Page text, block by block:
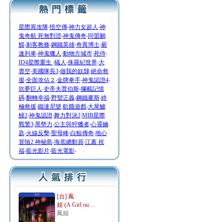
星際異攻隊‧悟空傳‧神力女超人 ‧神
鬼奇航 死無對證‧神鬼傳奇‧同盟鶼
鰈‧刺客教條‧鋼鐵英雄‧奇異博士‧屍
速列車‧神鬼獵人 ‧動物方城市‧死侍‧
ID4星際重生 ‧蟻人 ‧侏羅紀世界‧大
賣空‧美國隊長3‧做我的奴隸‧絕命救
援‧全面攻佔２ ‧金牌拳手‧神鬼認證4‧
吹夢巨人 ‧史帝夫賈伯斯‧攔截記憶
碼‧翻轉幸福‧野蠻正義‧鋼鐵麥斯‧終
極救援‧鐵達尼號‧飢餓遊戲‧大尾鱸
鰻2‧神鬼認證‧舞力對決2‧MIB星際
戰警3‧黑勢力‧公主與狩獵者‧心靈鑰
匙‧火線反擊‧聖母峰‧白鯨傳奇‧地心
冒險2 神秘島‧海底總動員‧江蕙 祝
福‧藍光影片‧藍光電影‧
[台] 鳳
姐 (A Girl ou…
鳳姐